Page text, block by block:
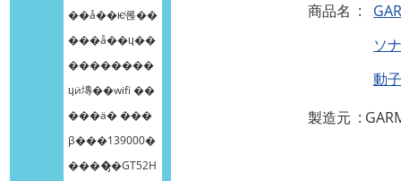
��å��ѥͥ롡��
���å��ɥ��
��������
ɥӥ塼��wifi ��
���ä� ���
β���139000�
����̡�GT52H
商品名 :
ソ
動
製造元 :